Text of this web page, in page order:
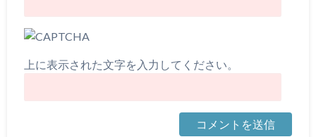
上に表示された文字を入力してください。